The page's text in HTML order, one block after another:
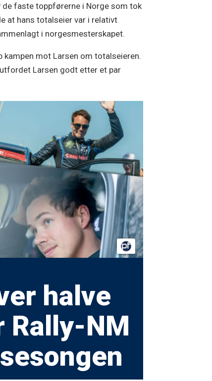
de faste toppførerne i Norge som tok
at hans totalseier var i relativt
i norgesmesterskapet.
kampen mot Larsen om totalseieren.
Larsen godt etter et par
halve
Rally-NM